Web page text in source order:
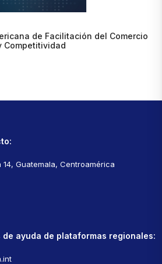
de Facilitación del Comercio
Competitividad
Guatemala, Centroamérica
ayuda de plataformas regionales: